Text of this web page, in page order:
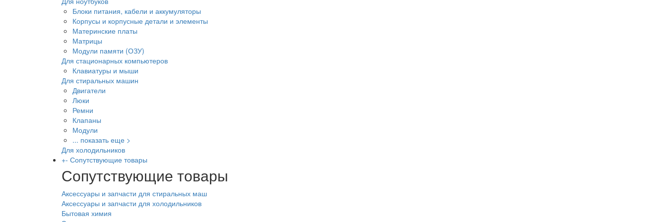
Блоки питания, кабели и аккумуляторы
Корпусы и корпусные детали и элементы
Материнские платы
Матрицы
Модули памяти (ОЗУ)
Для стационарных компьютеров
Клавиатуры и мыши
Для стиральных машин
Двигатели
Люки
Ремни
Клапаны
Модули
... показать еще >
Для холодильников
+- Сопутствующие товары
Сопутствующие товары
Аксессуары и запчасти для стиральных маш
Аксессуары и запчасти для холодильников
Бытовая химия